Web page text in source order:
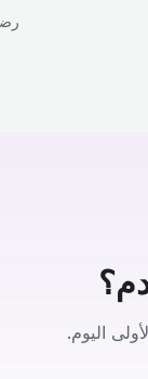
اليوم.